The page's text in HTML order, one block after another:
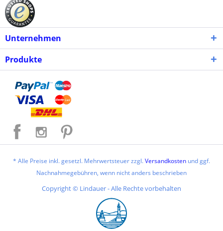
Unternehmen
Produkte
* Alle Preise inkl. gesetzl. Mehrwertsteuer zzgl.Versandkosten und ggf.
Nachnahmegebühren, wenn nicht anders beschrieben
Copyright © Lindauer - Alle Rechte vorbehalten